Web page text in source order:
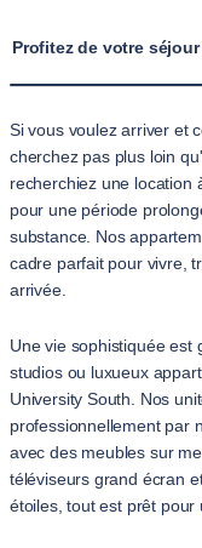
Profitez de votre
Si vous voulez arriver et
cherchez pas plus loin
recherchiez une location
pour une période
substance. Nos
cadre parfait pour vivre,
arrivée.
Une vie sophistiquée est
studios ou luxueux
University South. Nos
professionnellement par
avec des meubles sur
téléviseurs grand écran
étoiles, tout est prêt pour